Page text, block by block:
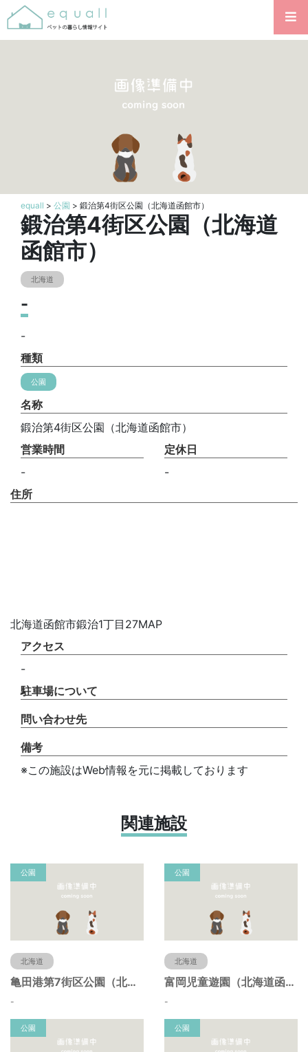
equall > 公園 > 鍛治第4街区公園（北海道函館市）
鍛治第4街区公園（北海道
函館市）
北海道
-
-
種類
公園
名称
鍛治第4街区公園（北海道函館市）
営業時間
-
定休日
-
住所
北海道函館市鍛治1丁目27MAP
アクセス
-
駐車場について
問い合わせ先
備考
※この施設はWeb情報を元に掲載しております
関連施設
公園
北海道
亀田港第7街区公園（北海道函館市）
-
公園
北海道
富岡児童遊園（北海道函館市）
-
公園 公園